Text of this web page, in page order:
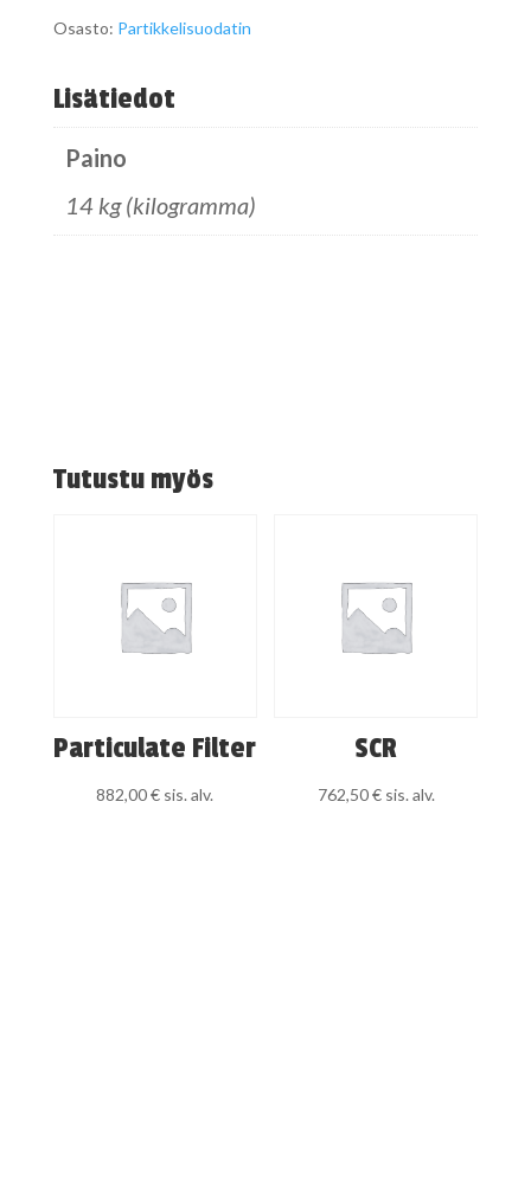
Osasto: Partikkelisuodatin
Lisätiedot
Paino
14 kg (kilogramma)
Tutustu myös
Particulate Filter
882,00€ sis. alv.
SCR
762,50€ sis. alv.